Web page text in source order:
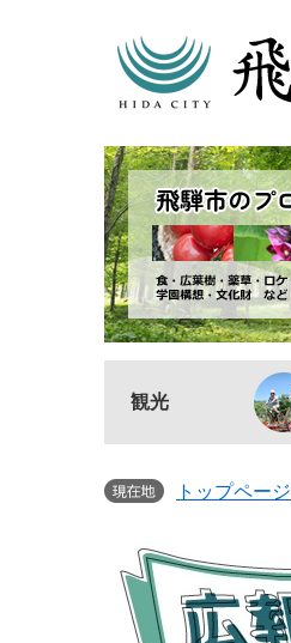
観光
トップページ